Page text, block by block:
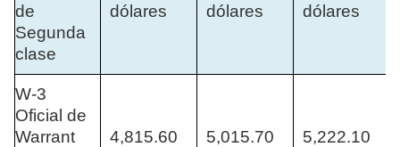
de
Segunda
clase
dólares
dólares
dólares
W-3
Oficial de
Warrant
4,815.60
5,015.70
5,222.10